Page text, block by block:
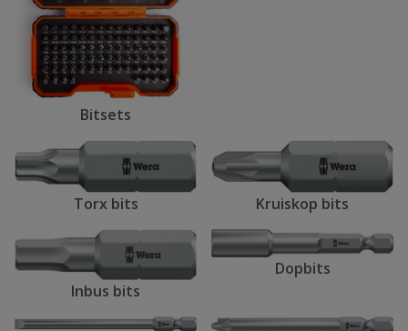
Bitsets
Torx bits Kruiskop bits
Inbus bits
Dopbits